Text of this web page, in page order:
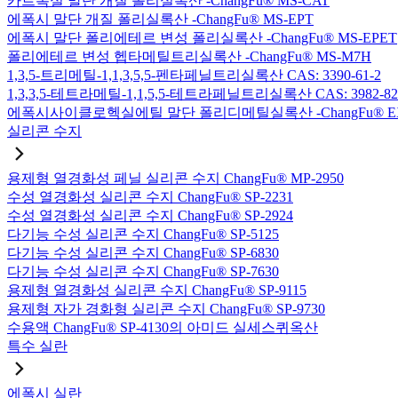
에폭시 말단 개질 폴리실록산 -ChangFu® MS-EPT
에폭시 말단 폴리에테르 변성 폴리실록산 -ChangFu® MS-EPET
폴리에테르 변성 헵타메틸트리실록산 -ChangFu® MS-M7H
1,3,5-트리메틸-1,1,3,5,5-펜타페닐트리실록산 CAS: 3390-61-2
1,3,3,5-테트라메틸-1,1,5,5-테트라페닐트리실록산 CAS: 3982-
에폭시사이클로헥실에틸 말단 폴리디메틸실록산 -ChangFu®
실리콘 수지
용제형 열경화성 페닐 실리콘 수지 ChangFu® MP-2950
수성 열경화성 실리콘 수지 ChangFu® SP-2231
수성 열경화성 실리콘 수지 ChangFu® SP-2924
다기능 수성 실리콘 수지 ChangFu® SP-5125
다기능 수성 실리콘 수지 ChangFu® SP-6830
다기능 수성 실리콘 수지 ChangFu® SP-7630
용제형 열경화성 실리콘 수지 ChangFu® SP-9115
용제형 자가 경화형 실리콘 수지 ChangFu® SP-9730
수용액 ChangFu® SP-4130의 아미드 실세스퀴옥산
특수 실란
에폭시 실란